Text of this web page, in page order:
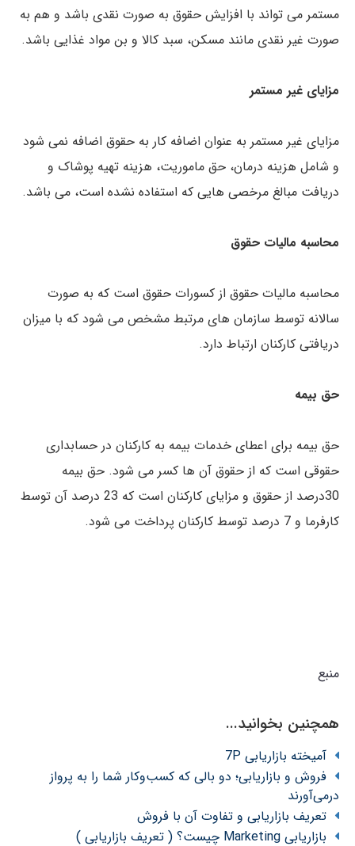
مستمر می تواند با افزایش حقوق به صورت نقدی باشد و هم به
صورت غیر نقدی مانند مسکن، سبد کالا و بن مواد غذایی باشد.
مزایای غیر مستمر
مزایای غیر مستمر به عنوان اضافه کار به حقوق اضافه نمی شود
و شامل هزینه درمان، حق ماموریت، هزینه تهیه پوشاک و
دریافت مبالغ مرخصی هایی که استفاده نشده است، می باشد.
محاسبه مالیات حقوق
محاسبه مالیات حقوق از کسورات حقوق است که به صورت
سالانه توسط سازمان های مرتبط مشخص می شود که با میزان
دریافتی کارکنان ارتباط دارد.
حق بیمه
حق بیمه برای اعطای خدمات بیمه به کارکنان در حسابداری
حقوقی است که از حقوق آن ها کسر می شود. حق بیمه
30درصد از حقوق و مزایای کارکنان است که 23 درصد آن توسط
کارفرما و 7 درصد توسط کارکنان پرداخت می شود.
منبع
همچنین بخوانید...
آمیخته بازاریابی 7P
فروش و بازاریابی؛ دو بالی که کسب‌وکار شما را به پرواز
درمی‌آورند
تعریف بازاریابی و تفاوت آن با فروش
بازاریابی Marketing چیست؟ ( تعریف بازاریابی )